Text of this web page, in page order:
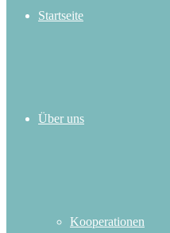
Startseite
Über uns
Kooperationen